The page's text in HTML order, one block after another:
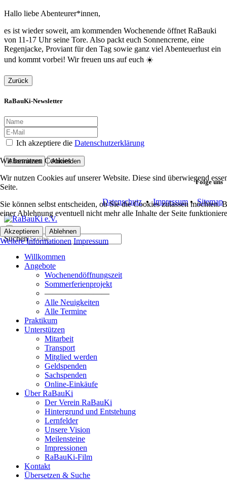
Hallo liebe Abenteurer*innen,
es ist wieder soweit, am kommenden Wochenende öffnet RaBauki
von 11-17 Uhr seine Tore. Also packt euch Sonnencreme, eine
Regenjacke, Proviant für den Tag sowie ganz viel Abenteuerlust ein
und kommt vorbei! Wir freuen uns auf euch ☀️
Zurück
RaBauKi-Newsletter
Ich akzeptiere die Datenschutzerklärung
Abonnieren Abmelden
Folge uns
Datenschutz•Impressum •Sitemap
Suchen
Willkommen
Angebote
Wochenendöffnungszeit
Sommerferienprojekt
————————
Alle Neuigkeiten
Alle Termine
Praktikum
Unterstützen
Mitarbeit
Transport
Mitglied werden
Geldspenden
Sachspenden
Online-Einkäufe
Über RaBauKi
Der Verein RaBauKi
Hintergrund und Entstehung
Lernfelder
Unsere Vision
Meilensteine
Impressionen
RaBauKi-Film
Kontakt
Übersetzen & Suche
Wir benutzen Cookies
Wir nutzen Cookies auf unserer Website. Diese sind überwiegend
Seite.
Sie können selbst entscheiden, ob Sie die Cookies zulassen möchten.
einer Ablehnung eventuell nicht mehr alle Inhalte der Seite
Akzeptieren Ablehnen
Weitere Informationen Impressum